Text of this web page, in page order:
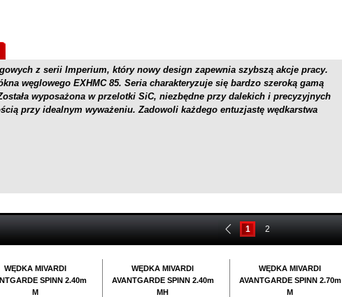
z serii Imperium, który nowy design zapewnia szybszą akcje pracy.
węglowego EXHMC 85. Seria charakteryzuje się bardzo szeroką gamą
wyposażona w przelotki SiC, niezbędne przy dalekich i precyzyjnych
przy idealnym wyważeniu. Zadowoli każdego entuzjastę wędkarstwa
1 2
WĘDKA MIVARDI
SPINN 2.40m
M
WĘDKA MIVARDI
AVANTGARDE SPINN 2.40m
MH
WĘDKA MIVARDI
AVANTGARDE SPINN 2.70m
M